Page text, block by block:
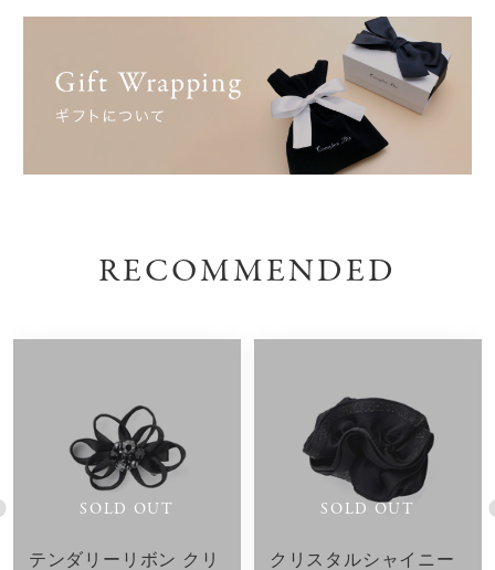
RECOMMENDED
SOLD OUT
テンダリーリボン クリ
SOLD OUT
クリスタルシャイニー